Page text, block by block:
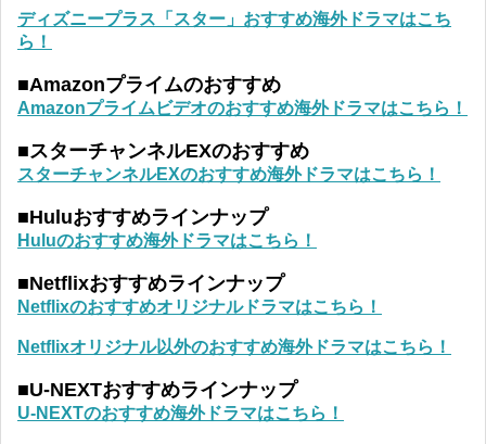
ディズニープラス「スター」おすすめ海外ドラマはこち
ら！
■Amazonプライムのおすすめ
Amazonプライムビデオのおすすめ海外ドラマはこちら！
■スターチャンネルEXのおすすめ
スターチャンネルEXのおすすめ海外ドラマはこちら！
■Huluおすすめラインナップ
Huluのおすすめ海外ドラマはこちら！
■Netflixおすすめラインナップ
Netflixのおすすめオリジナルドラマはこちら！
Netflixオリジナル以外のおすすめ海外ドラマはこちら！
■U-NEXTおすすめラインナップ
U-NEXTのおすすめ海外ドラマはこちら！